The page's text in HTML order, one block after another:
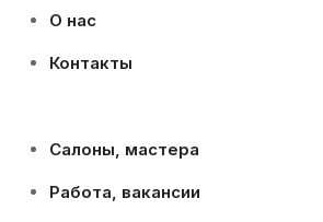
О нас
Контакты
Салоны, мастера
Работа, вакансии